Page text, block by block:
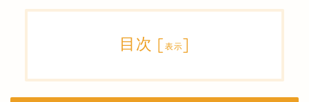
目次 [表示]